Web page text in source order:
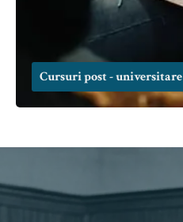
Cursuri post - universitare